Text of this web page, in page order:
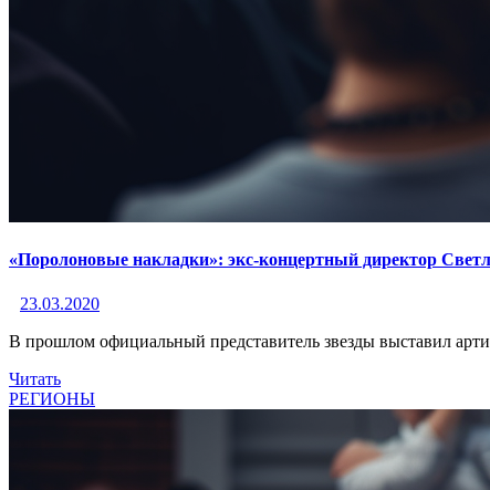
«Поролоновые накладки»: экс-концертный директор
23.03.2020
В прошлом официальный представитель звезды выставил
Читать
РЕГИОНЫ